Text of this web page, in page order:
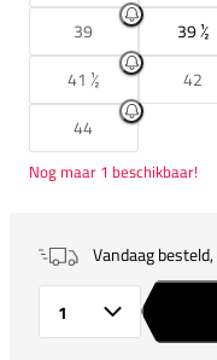
39
39 ½
41 ½
42
44
Nog maar 1 beschikbaar!
Vandaag besteld,